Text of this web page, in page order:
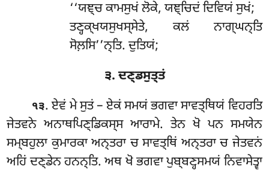
‘‘ਯਞ੍ਚਕਾਮਸੁਖਂ ਲੋਕੇ, ਯਞ੍ਚਿਦਂ ਦਿਵਿਯਂ ਸੁਖਂ;
ਤਣ੍ਹਕ੍ਖਯਸੁਖਸ੍ਸੇਤੇ, ਕਲਂ ਨਾਗ੍ਘਨ੍ਤਿ
ਸੋਲ਼ਸਿ’’ਨ੍ਤਿ. ਦੁਤਿਯਂ;
੩. ਦਣ੍ਡਸੁਤ੍ਤਂ
੧੩. ਏਵਂ ਮੇ ਸੁਤਂ – ਏਕਂ ਸਮਯਂ ਭਗਵਾ ਸਾਵਤ੍ਥਿਯਂ ਵਿਹਰਤਿ
ਜੇਤਵਨੇ ਅਨਾਥਪਿਣ੍ਡਿਕਸ੍ਸ ਆਰਾਮੇ. ਤੇਨ ਖੋ ਪਨ ਸਮਯੇਨ
ਸਮ੍ਬਹੁਲਾ ਕੁਮਾਰਕਾ ਅਨ੍ਤਰਾ ਚ ਸਾਵਤ੍ਥਿਂ ਅਨ੍ਤਰਾ ਚ ਜੇਤਵਨਂ
ਅਹਿਂ ਦਣ੍ਡੇਨ ਹਨਨ੍ਤਿ. ਅਥ ਖੋ ਭਗਵਾ ਪੁਬ੍ਬਣ੍ਹਸਮਯਂ ਨਿਵਾਸੇਤ੍ਵਾ